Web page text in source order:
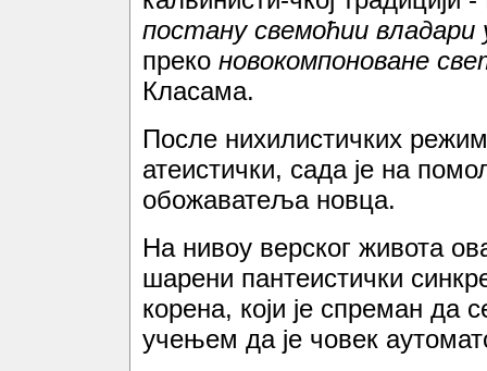
постану свемоћии
преко новокомпоноване
Класама.
После нихилистичких
атеистички, сада је на
обожаватеља новца.
На нивоу верског живота
шарени пантеистички
корена, који је спреман да
учењем да је човек